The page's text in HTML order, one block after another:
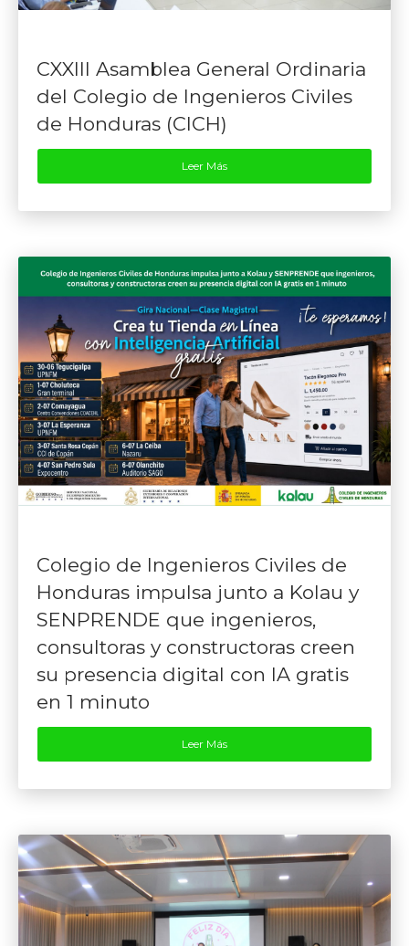
CXXIII Asamblea General Ordinaria
del Colegio de Ingenieros Civiles
de Honduras (CICH)
Leer Más
Colegio de Ingenieros Civiles de
Honduras impulsa junto a Kolau y
SENPRENDE que ingenieros,
consultoras y constructoras creen
su presencia digital con IA gratis
en 1 minuto
Leer Más